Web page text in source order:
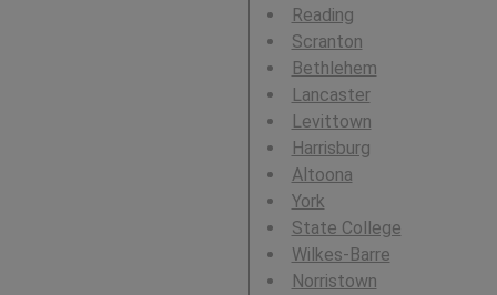
Reading
Scranton
Bethlehem
Lancaster
Levittown
Harrisburg
Altoona
York
State College
Wilkes-Barre
Norristown